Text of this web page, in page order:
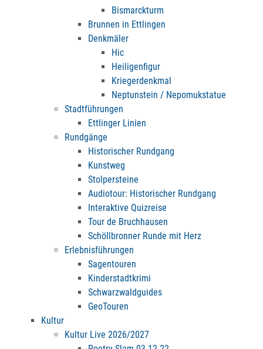
Bismarckturm
Brunnen in Ettlingen
Denkmäler
Hic
Heiligenfigur
Kriegerdenkmal
Neptunstein / Nepomukstatue
Stadtführungen
Ettlinger Linien
Rundgänge
Historischer Rundgang
Kunstweg
Stolpersteine
Audiotour: Historischer Rundgang
Interaktive Quizreise
Tour de Bruchhausen
Schöllbronner Runde mit Herz
Erlebnisführungen
Sagentouren
Kinderstadtkrimi
Schwarzwaldguides
GeoTouren
Kultur
Kultur Live 2026/2027